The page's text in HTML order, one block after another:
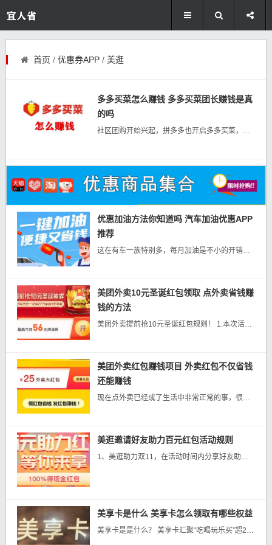
首页 / 优惠券APP/ 美逛
多多买菜怎么赚钱 多多买菜团长赚钱是真
的吗
社区团购开始兴起，拼多多也开启多多买菜，多多买菜有什么赚钱的机会你知道吗？ 成为团长即可开启赚钱之路 微信-小程序-...
优惠加油方法你知道吗 汽车加油优惠APP
推荐
这在有车一族特别多，每月加油是不小的开销，你知道加油也可以优惠和返利吗！合作加油站10000+，服务全国省市30+，一键加油，省时又省钱！~加油优惠：APP下载！省钱注册微信二维码注册：微信链接注册：ht...
美团外卖10元圣诞红包领取 点外卖省钱赚
钱的方法
美团外卖提前抢10元圣诞红包规则！ 1.本次活动中红包领取时间截止至2021年12月31日24点 2.订单同步为次日，例如12日下的订单...
美团外卖红包赚钱项目 外卖红包不仅省钱
还能赚钱
现在点外卖已经成了生活中非常正常的事，很多人图方便每天都在点，你可能不知道点外卖每天可以领红包，分享红包还能赚钱！如何赚钱？只要分享外卖红包，用户领取红包下单，就能赚取佣金，最高佣金高达4.8%。项目优势...
美逛邀请好友助力百元红包活动规则
1、美逛助力双11，在活动时间内分享好友助力拆红包后即可领取现金红包； 2、现金红包活动需要好友共同参与，每次助力金额以页面显示金额为准，参与好友越多，领...
美享卡是什么 美享卡怎么领取有哪些权益
美享卡是是什么？ 美享卡汇聚“吃喝玩乐买”超200项会员专属优惠特权的权益卡。 美享卡基于移动互联生活方式，打通线上、线下消...